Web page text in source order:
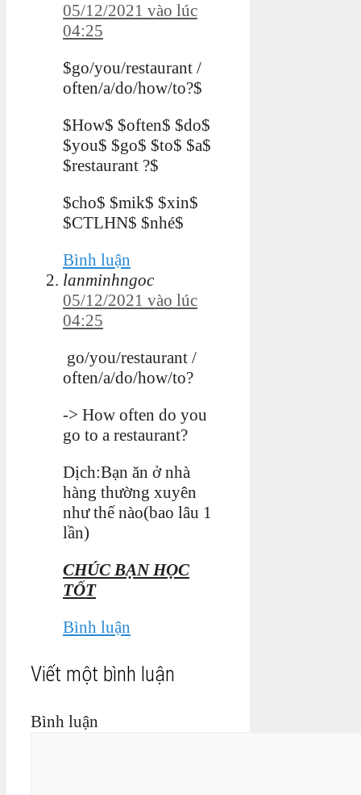
05/12/2021 vào lúc
04:25
$go/you/restaurant /
often/a/do/how/to?$
$How$ $often$ $do$
$you$ $go$ $to$ $a$
$restaurant ?$
$cho$ $mik$ $xin$
$CTLHN$ $nhé$
Bình luận
lanminhngoc
05/12/2021 vào lúc
04:25
go/you/restaurant /
often/a/do/how/to?
-> How often do you
go to a restaurant?
Dịch:Bạn ăn ở nhà
hàng thường xuyên
như thế nào(bao lâu 1
lần)
CHÚC BẠN HỌC
TỐT
Bình luận
Viết một bình luận
Bình luận